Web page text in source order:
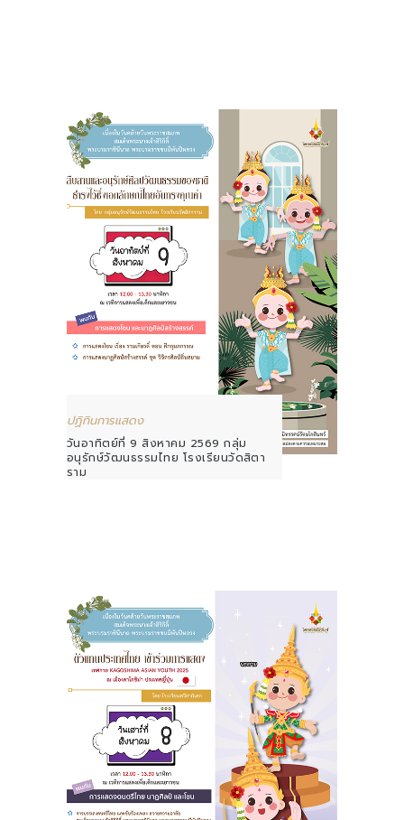
ปฏิทินการแสดง
วันอาทิตย์ที่ 9 สิงหาคม 2569 กลุ่ม
อนุรักษ์วัฒนธรรมไทย โรงเรียนวัดสิตา
ราม